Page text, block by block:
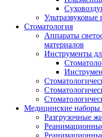
Стоматология
Аппараты
материалов
Инструменты
Медицинские наборы
Разгрузочные